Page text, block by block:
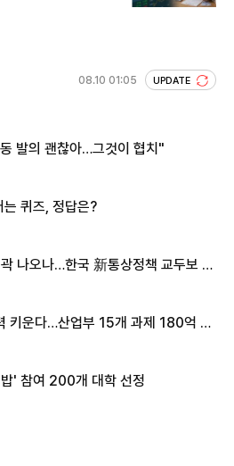
08.10 01:05 UPDATE
발의 괜찮아…그것이 협치"
퀴즈, 정답은?
나오나…한국 新통상정책 교두보 활
키운다…산업부 15개 과제 180억 지
' 참여 200개 대학 선정